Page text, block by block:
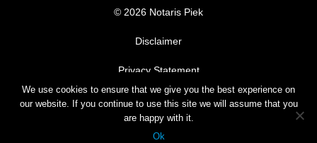
© 2026 Notaris Piek
Disclaimer
Privacy Statement
Algemene Voorwaarden
We use cookies to ensure that we give you the best experience on
our website. If you continue to use this site we will assume that you
are happy with it.
Ok